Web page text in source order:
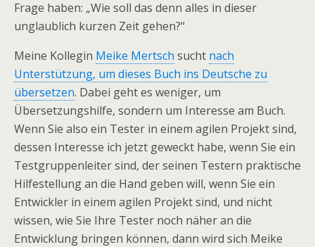
Frage haben: „Wie soll das denn alles in dieser
unglaublich kurzen Zeit gehen?“
Meine Kollegin Meike Mertsch sucht nach
Unterstützung, um dieses Buch ins Deutsche zu
übersetzen. Dabei geht es weniger, um
Übersetzungshilfe, sondern um Interesse am Buch.
Wenn Sie also ein Tester in einem agilen Projekt sind,
dessen Interesse ich jetzt geweckt habe, wenn Sie ein
Testgruppenleiter sind, der seinen Testern praktische
Hilfestellung an die Hand geben will, wenn Sie ein
Entwickler in einem agilen Projekt sind, und nicht
wissen, wie Sie Ihre Tester noch näher an die
Entwicklung bringen können, dann wird sich Meike